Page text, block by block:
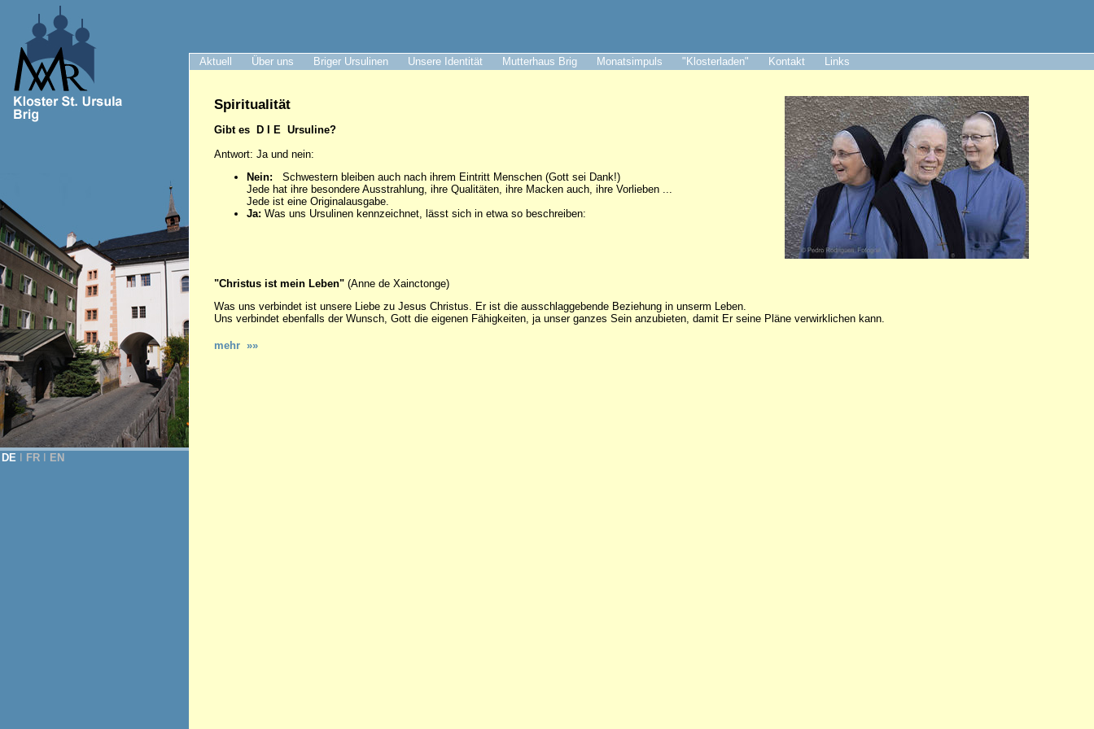
Aktuell Über uns Briger Ursulinen Unsere Identität Mutterhaus Brig Monatsimpuls "Klosterladen" Kontakt Links
DE FR EN
Spiritualität
Gibt es D I E Ursuline?
Antwort: Ja und nein:
Nein: Schwestern bleiben auch nach ihrem Eintritt Menschen (Gott sei Dank!)
Jede hat ihre besondere Ausstrahlung, ihre Qualitäten, ihre Macken auch, ihre Vorlieben ...
Jede ist eine Originalausgabe.
Ja: Was uns Ursulinen kennzeichnet, lässt sich in etwa so beschreiben:
"Christus ist mein Leben" (Anne de Xainctonge)
Was uns verbindet ist unsere Liebe zu Jesus Christus. Er ist die ausschlaggebende Beziehung in unserm Leben.
Uns verbindet ebenfalls der Wunsch, Gott die eigenen Fähigkeiten, ja unser ganzes Sein anzubieten, damit Er seine Pläne verwirklichen kann.
mehr »»